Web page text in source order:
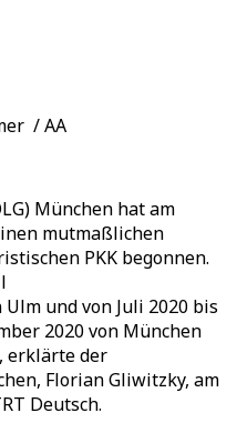
/ AA
München hat am
mutmaßlichen
PKK begonnen.
und von Juli 2020 bis
2020 von München
erklärte der
Florian Gliwitzky, am
Deutsch.